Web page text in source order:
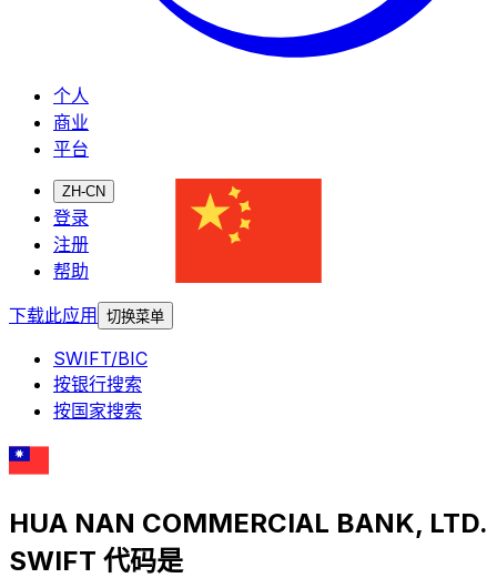
个人
商业
平台
ZH-CN
登录
注册
帮助
下载此应用
切换菜单
SWIFT/BIC
按银行搜索
按国家搜索
HUA NAN COMMERCIAL BANK, LTD.
SWIFT 代码是